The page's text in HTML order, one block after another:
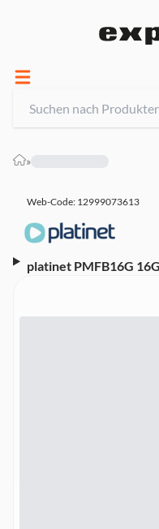
»
Web-Code: 12999073613
platinet PMFB16G